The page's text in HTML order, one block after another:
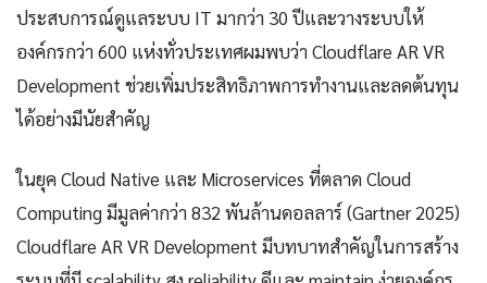
ประสบการณ์ดูแลระบบ IT มากว่า 30 ปีและวางระบบให้
องค์กรกว่า 600 แห่งทั่วประเทศผมพบว่า Cloudflare AR VR
Development ช่วยเพิ่มประสิทธิภาพการทำงานและลดต้นทุน
ได้อย่างมีนัยสำคัญ
ในยุค Cloud Native และ Microservices ที่ตลาด Cloud
Computing มีมูลค่ากว่า 832 พันล้านดอลลาร์ (Gartner 2025)
Cloudflare AR VR Development มีบทบาทสำคัญในการสร้าง